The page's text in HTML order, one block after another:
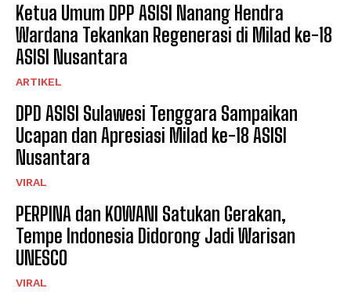
Ketua Umum DPP ASISI Nanang Hendra
Wardana Tekankan Regenerasi di Milad ke-18
ASISI Nusantara
ARTIKEL
DPD ASISI Sulawesi Tenggara Sampaikan
Ucapan dan Apresiasi Milad ke-18 ASISI
Nusantara
VIRAL
PERPINA dan KOWANI Satukan Gerakan,
Tempe Indonesia Didorong Jadi Warisan
UNESCO
VIRAL